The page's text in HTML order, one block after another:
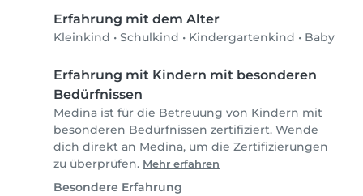
Erfahrung mit dem Alter
Kleinkind • Schulkind • Kindergartenkind • Baby
Erfahrung mit Kindern mit besonderen
Bedürfnissen
Medina ist für die Betreuung von Kindern mit
besonderen Bedürfnissen zertifiziert. Wende
dich direkt an Medina, um die Zertifizierungen
zu überprüfen. Mehr erfahren
Besondere Erfahrung